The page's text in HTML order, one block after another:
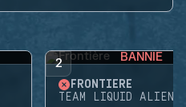
2 BANNIE
FRONTIÈRE
TEAM LIQUID